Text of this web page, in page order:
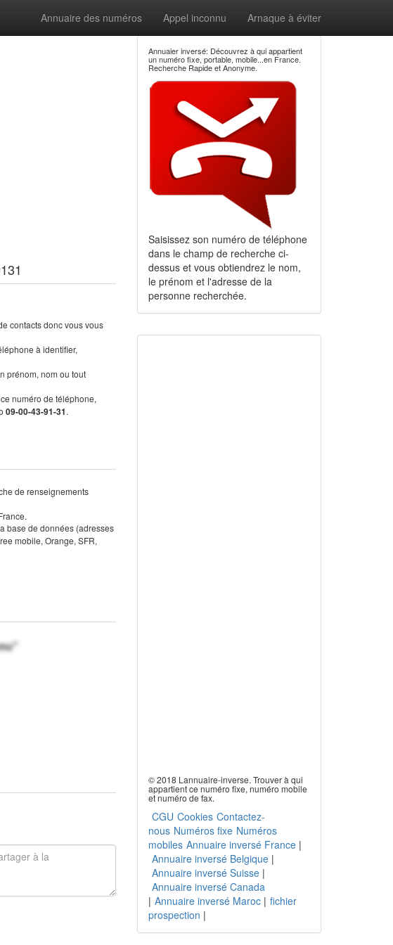
Annuaire des numéros Appel inconnu Arnaque à éviter
contacts donc vous vous
à identifier,
prénom, nom ou tout
numéro de téléphone,
09-00-43-91-31.
de renseignements
base de données (adresses
mobile, Orange, SFR,
Annuaier inversé: Découvrez à qui appartient
un numéro fixe, portable, mobile...en France.
Recherche Rapide et Anonyme.
Saisissez son numéro de téléphone
dans le champ de recherche ci-
dessus et vous obtiendrez le nom,
le prénom et l'adresse de la
personne recherchée.
© 2018 Lannuaire-inverse. Trouver à qui
appartient ce numéro fixe, numéro mobile
et numéro de fax.
CGU Cookies Contactez-
nous Numéros fixe Numéros
mobiles Annuaire inversé France|
Annuaire inversé Belgique|
Annuaire inversé Suisse|
Annuaire inversé Canada
| Annuaire inversé Maroc| fichier
prospection |